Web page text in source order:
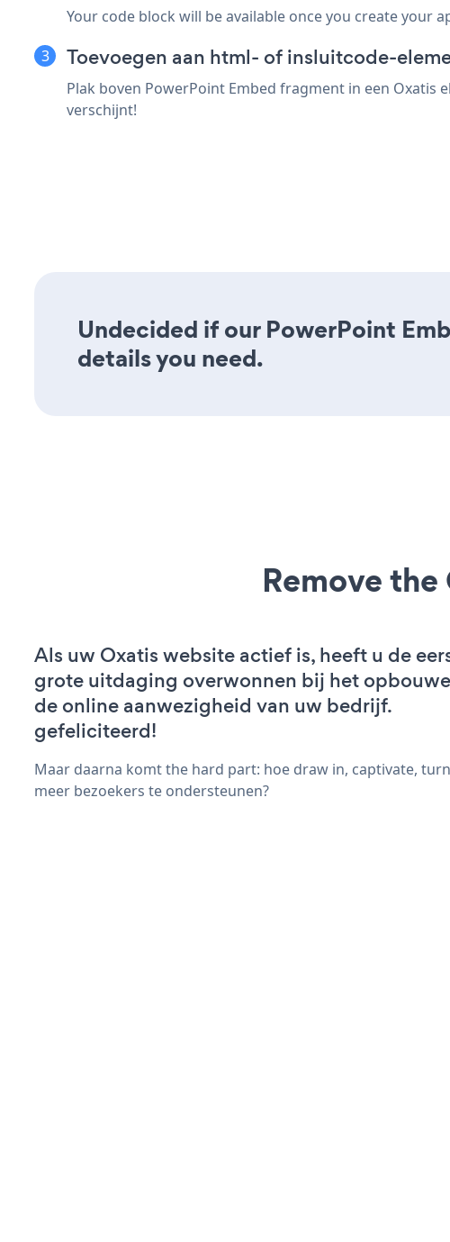
Your code block will be available once you create your
Toevoegen aan html- of insluitcode-
Plak boven PowerPoint Embed fragment in een Oxatis
verschijnt!
Undecided if our PowerPoint
details you need.
Remove
Als uw Oxatis website actief is, heeft u de
grote uitdaging overwonnen bij het
de online aanwezigheid van uw bedrijf.
gefeliciteerd!
Maar daarna komt the hard part: hoe draw in, captivate,
meer bezoekers te ondersteunen?